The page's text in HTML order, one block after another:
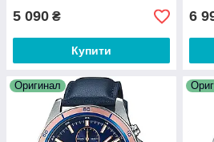
5 090 ₴
Купити
6
Оригинал